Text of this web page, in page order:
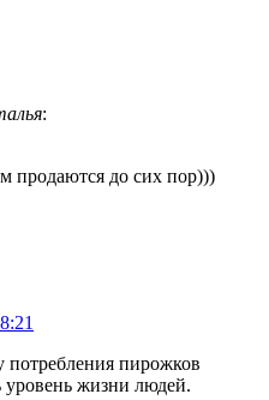
:
продаются до сих пор)))
потребления пирожков
жизни людей.